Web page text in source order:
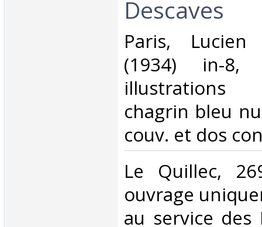
Descaves‎
‎Paris,
(1934) in-8,
chagrin bleu
couv. et dos
‎Le Quillec,
ouvrage
au service des